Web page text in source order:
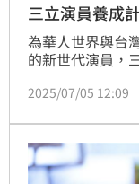
三立演員養成
為華人世界與台
的新世代演員，
本計畫將延續過
且紮實的演藝之
2025/07/05 12:09